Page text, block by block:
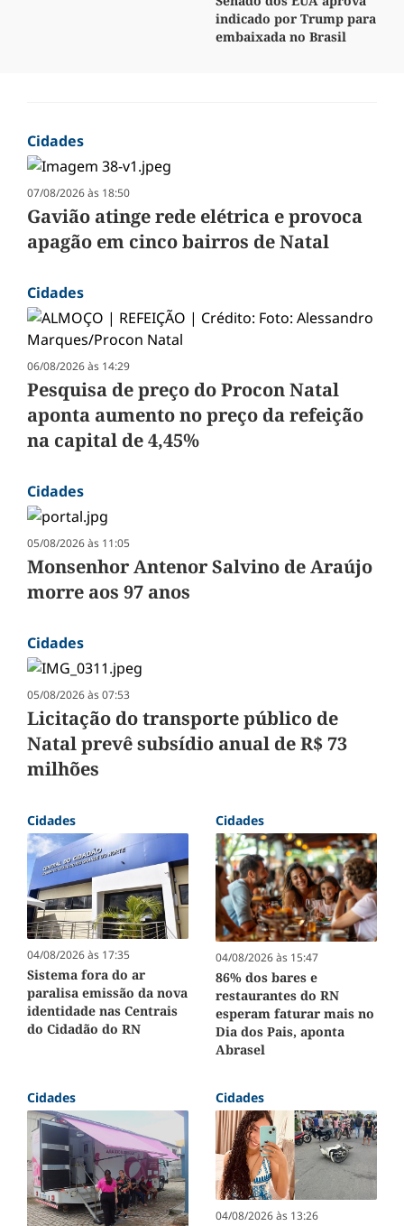
indicado por Trump para
embaixada no Brasil
Cidades
07/08/2026 às 18:50
Gavião atinge rede elétrica e provoca
apagão em cinco bairros de Natal
Cidades
06/08/2026 às 14:29
Pesquisa de preço do Procon Natal
aponta aumento no preço da refeição
na capital de 4,45%
Cidades
05/08/2026 às 11:05
Monsenhor Antenor Salvino de Araújo
morre aos 97 anos
Cidades
05/08/2026 às 07:53
Licitação do transporte público de
Natal prevê subsídio anual de R$ 73
milhões
Cidades
04/08/2026 às 17:35
Sistema fora do ar
paralisa emissão da nova
identidade nas Centrais
do Cidadão do RN
Cidades
04/08/2026 às 15:47
86% dos bares e
restaurantes do RN
esperam faturar mais no
Dia dos Pais, aponta
Abrasel
Cidades Cidades
04/08/2026 às 13:26